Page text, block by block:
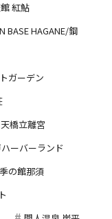
紅鮎
BASE HAGANE/鋼
ガーデン
天橋立離宮
ーバーランド
の館那須